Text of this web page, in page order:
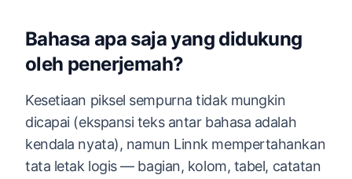
Bahasa apa saja yang didukung
oleh penerjemah?
Kesetiaan piksel sempurna tidak mungkin
dicapai (ekspansi teks antar bahasa adalah
kendala nyata), namun Linnk mempertahankan
tata letak logis — bagian, kolom, tabel, catatan